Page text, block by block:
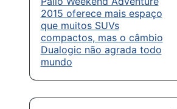
2015 oferece mais espaço
que muitos SUVs
compactos, mas o câmbio
Dualogic não agrada todo
mundo